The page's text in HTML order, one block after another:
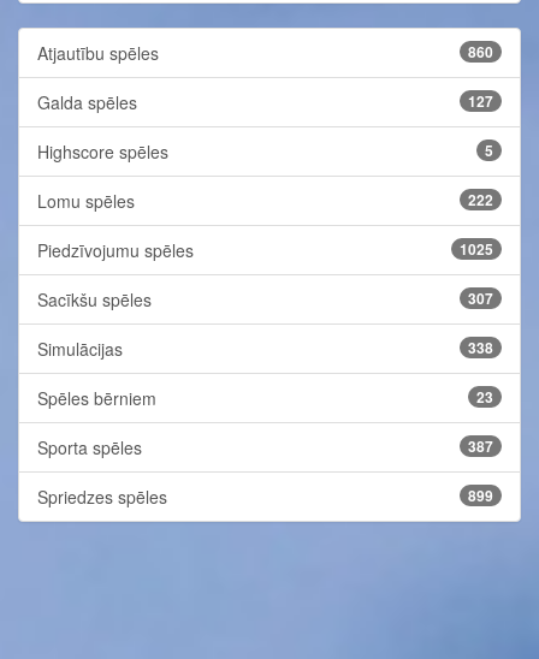
Atjautību spēles 860
Galda spēles 127
Highscore spēles 5
Lomu spēles 222
Piedzīvojumu spēles 1025
Sacīkšu spēles 307
Simulācijas 338
Spēles bērniem 23
Sporta spēles 387
Spriedzes spēles 899